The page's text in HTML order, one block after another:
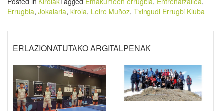
Errugbia, Jokalaria, kirola, Leire Muñoz, Txingudi Errugbi Kluba
ERLAZIONATUTAKO ARGITALPENAK